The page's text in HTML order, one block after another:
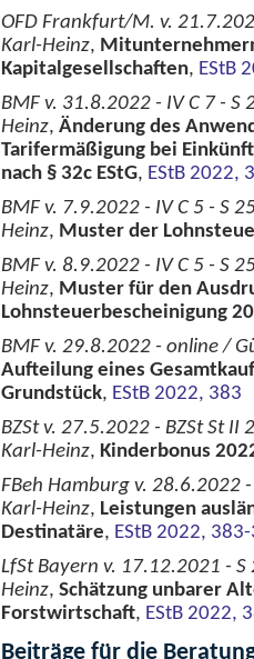
OFD Frankfurt/M. v.
Karl-Heinz,
Kapitalgesellschaften, EStB
BMF v. 31.8.2022 - IV C 7 -
Heinz, Änderung des
Tarifermäßigung bei
nach § 32c EStG, EStB 2022,
BMF v. 7.9.2022 - IV C 5 - S
Heinz, Muster der
BMF v. 8.9.2022 - IV C 5 - S
Heinz, Muster für den
Lohnsteuerbescheinigung
BMF v. 29.8.2022 - online /
Aufteilung eines
Grundstück, EStB 2022, 383
BZSt v. 27.5.2022 - BZSt St
Karl-Heinz, Kinderbonus
FBeh Hamburg v. 28.6.2022
Karl-Heinz, Leistungen
Destinatäre, EStB 2022,
LfSt Bayern v. 17.12.2021 -
Heinz, Schätzung unbarer
Forstwirtschaft, EStB 2022,
Beiträge für die